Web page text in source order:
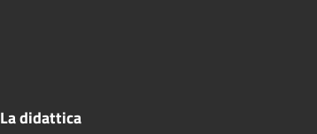
La didattica